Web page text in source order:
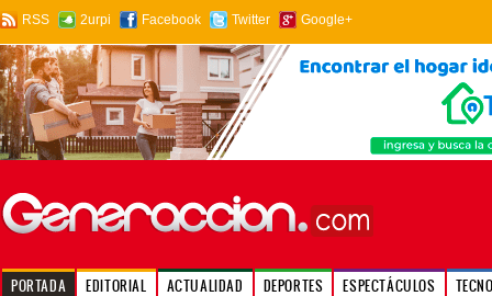
RSS 2urpi Facebook Twitter Google+
PORTADA EDITORIAL ACTUALIDAD DEPORTES ESPECTÁCULOS